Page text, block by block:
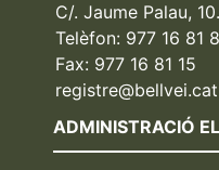
C/. Jaume Palau,
Telèfon: 977 16 81
Fax: 977 16 81 15
registre@bellvei.cat
ADMINISTRACIÓ